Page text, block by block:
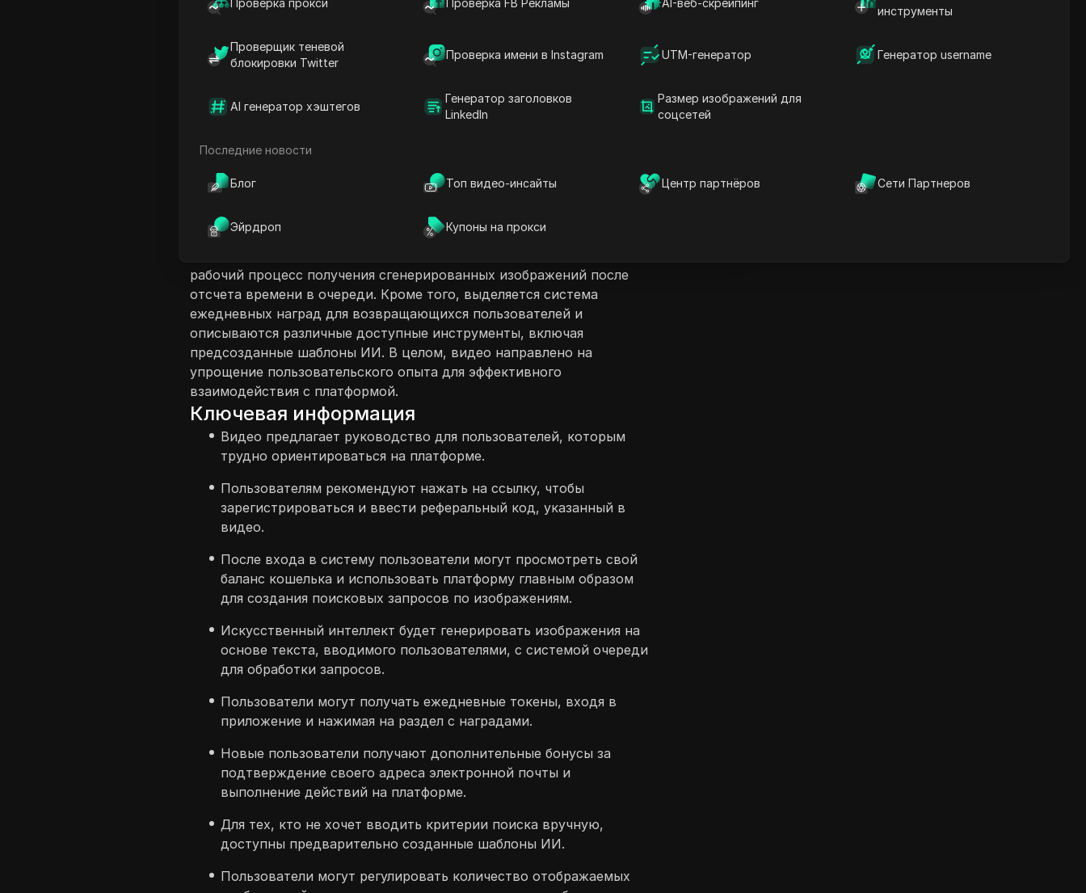
Проверка прокси Проверка FB Рекламы AI-веб-скрейпинг
инструменты
Проверщик теневой
блокировки Twitter
Проверка имени в Instagram UTM-генератор Генератор username
AI генератор хэштегов
Генератор заголовков
LinkedIn
Размер изображений для
соцсетей
Последние новости
Блог Топ видео-инсайты Центр партнёров Сети Партнеров
Эйрдроп Купоны на прокси
Введение в содержание Задать вопросы
Открыть в Claude
Это видео служит руководством для пользователей, испытывающих
подчеркивает шаги, необходимые для регистрации, ввода
реферального кода и входа в систему. После входа на платформу
пользователи могут просматривать баланс своего кошелька и
взаимодействовать с такими функциями, как создание изображений
с помощью поисков на основе ИИ. В учебном пособии объясняется,
рабочий процесс получения сгенерированных изображений после
отсчета времени в очереди. Кроме того, выделяется система
ежедневных наград для возвращающихся пользователей и
описываются различные доступные инструменты, включая
предсозданные шаблоны ИИ. В целом, видео направлено на
упрощение пользовательского опыта для эффективного
взаимодействия с платформой.
Ключевая информация
Видео предлагает руководство для пользователей, которым
трудно ориентироваться на платформе.
Пользователям рекомендуют нажать на ссылку, чтобы
зарегистрироваться и ввести реферальный код, указанный в
видео.
После входа в систему пользователи могут просмотреть свой
баланс кошелька и использовать платформу главным образом
для создания поисковых запросов по изображениям.
Искусственный интеллект будет генерировать изображения на
основе текста, вводимого пользователями, с системой очереди
для обработки запросов.
Пользователи могут получать ежедневные токены, входя в
приложение и нажимая на раздел с наградами.
Новые пользователи получают дополнительные бонусы за
подтверждение своего адреса электронной почты и
выполнение действий на платформе.
Для тех, кто не хочет вводить критерии поиска вручную,
доступны предварительно созданные шаблоны ИИ.
Пользователи могут регулировать количество отображаемых
шкалы
Связанные вопросы и
Больше рекомендаций
несколькими аккаунтами и